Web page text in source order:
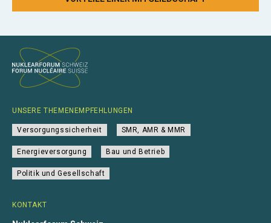
KONTAKT
UNSERE THEMENEMPFEHLUNGEN
Versorgungssicherheit SMR, AMR & MMR
Energieversorgung Bau und Betrieb
Politik und Gesellschaft